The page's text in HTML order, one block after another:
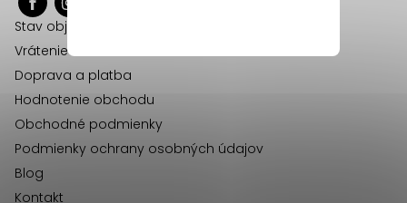
Stav objednávok
Vrátenie tovaru
Doprava a platba
Hodnotenie obchodu
Obchodné podmienky
Podmienky ochrany osobných údajov
Blog
Kontakt